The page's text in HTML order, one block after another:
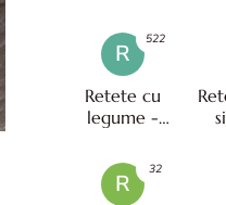
R
Retete cu
legume -
522
R
32